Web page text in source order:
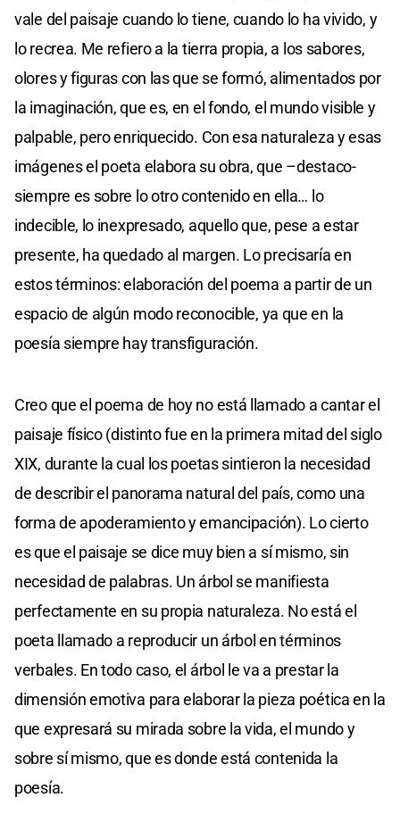
vale del paisaje cuando lo tiene, cuando lo ha vivido, y
lo recrea. Me refiero a la tierra propia, a los sabores,
olores y figuras con las que se formó, alimentados por
la imaginación, que es, en el fondo, el mundo visible y
palpable, pero enriquecido. Con esa naturaleza y esas
imágenes el poeta elabora su obra, que –destaco-
siempre es sobre lo otro contenido en ella… lo
indecible, lo inexpresado, aquello que, pese a estar
presente, ha quedado al margen. Lo precisaría en
estos términos: elaboración del poema a partir de un
espacio de algún modo reconocible, ya que en la
poesía siempre hay transfiguración.
Creo que el poema de hoy no está llamado a cantar el
paisaje físico (distinto fue en la primera mitad del siglo
XIX, durante la cual los poetas sintieron la necesidad
de describir el panorama natural del país, como una
forma de apoderamiento y emancipación). Lo cierto
es que el paisaje se dice muy bien a sí mismo, sin
necesidad de palabras. Un árbol se manifiesta
perfectamente en su propia naturaleza. No está el
poeta llamado a reproducir un árbol en términos
verbales. En todo caso, el árbol le va a prestar la
dimensión emotiva para elaborar la pieza poética en la
que expresará su mirada sobre la vida, el mundo y
sobre sí mismo, que es donde está contenida la
poesía.